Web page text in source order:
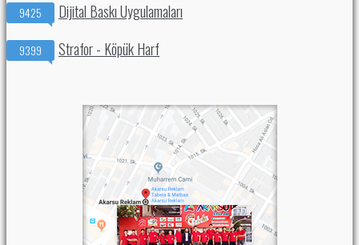
9425 Dijital Baskı Uygulamaları
9399 Strafor - Köpük Harf